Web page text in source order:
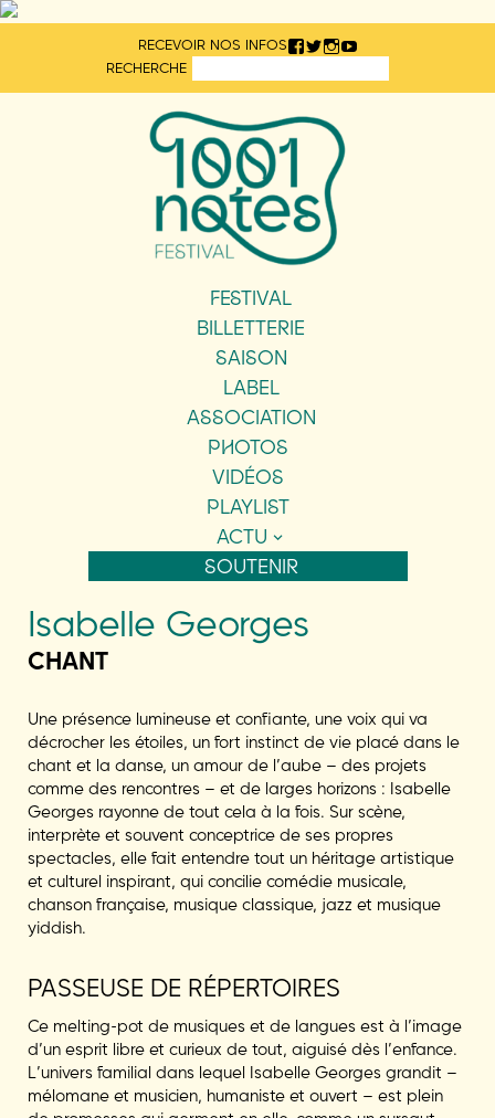
RECEVOIR NOS INFOS
RECHERCHE
FESTIVAL
BILLETTERIE
SAISON
LABEL
ASSOCIATION
PHOTOS
VIDÉOS
PLAYLIST
ACTU
SOUTENIR
Isabelle Georges
CHANT
Une présence lumineuse et confiante, une voix qui va
décrocher les étoiles, un fort instinct de vie placé dans le
chant et la danse, un amour de l’aube – des projets
comme des rencontres – et de larges horizons : Isabelle
Georges rayonne de tout cela à la fois. Sur scène,
interprète et souvent conceptrice de ses propres
spectacles, elle fait entendre tout un héritage artistique
et culturel inspirant, qui concilie comédie musicale,
chanson française, musique classique, jazz et musique
yiddish.
PASSEUSE DE RÉPERTOIRES
Ce melting-­pot de musiques et de langues est à l’image
d’un esprit libre et curieux de tout, aiguisé dès l’enfance.
L’univers familial dans lequel Isabelle Georges grandit –
mélomane et musicien, humaniste et ouvert – est plein